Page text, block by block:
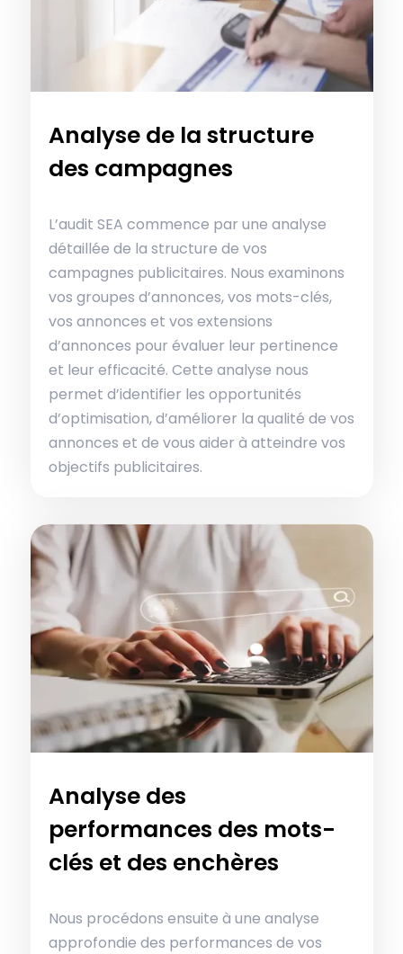
Analyse de la structure
des campagnes
L’audit SEA commence par une analyse
détaillée de la structure de vos
campagnes publicitaires. Nous examinons
vos groupes d’annonces, vos mots-clés,
vos annonces et vos extensions
d’annonces pour évaluer leur pertinence
et leur efficacité. Cette analyse nous
permet d’identifier les opportunités
d’optimisation, d’améliorer la qualité de vos
annonces et de vous aider à atteindre vos
objectifs publicitaires.
Analyse des
performances des mots-
clés et des enchères
Nous procédons ensuite à une analyse
approfondie des performances de vos